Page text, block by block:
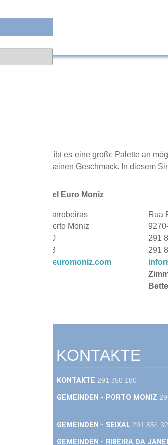
In Porto Moniz gibt es eine große Palette an
jeder etwas für seinen Geschmack. In diesem
Hotel Euro Moniz
Rua das Alfarrobeiras
9270-095 Porto Moniz
291 850 050
291 853 933
info@hoteleuromoniz.com
33
Rua
291
291
KONTAKTE
KONTAKTE 291 850 180
GEMEINDEN - PORTO MONIZ
GEMEINDEN - SEIXAL 291 854
GEMEINDEN - RIBEIRA DA